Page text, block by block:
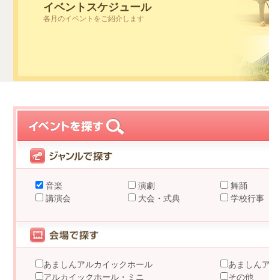
イベントスケジュール
各月のイベントをご紹介します
音楽 演劇
舞踊
講演会
大会・式典 学校行事
あましんアルカイックホール
あましん
アルカイックホール・ミニ
その他